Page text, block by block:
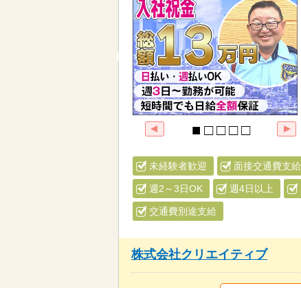
未経験者歓迎 面接交通費支給
週2～3日OK 週4日以上
交通費別途支給
株式会社クリエイティブ